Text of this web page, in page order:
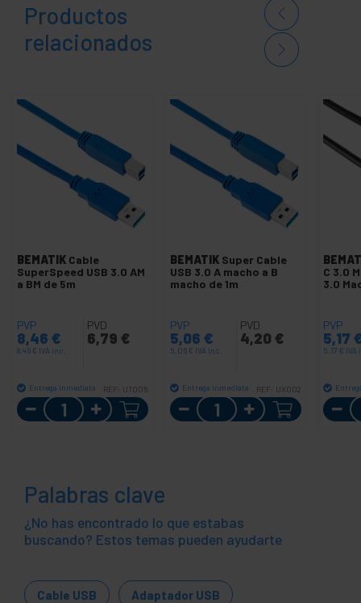
Productos
relacionados
BEMATIK Cable
SuperSpeed USB 3.0 AM
a BM de 5m
PVP
8,46 €
8,46 € IVA inc.
PVD
6,79 €
Entrega inmediata REF: UT005
Cantidad
BEMATIK Super Cable
USB 3.0 A macho a B
macho de 1m
PVP
5,06 €
5,06 € IVA inc.
PVD
4,20 €
Entrega inmediata REF: UX002
Cantidad
C 3.0
3.0
PVP
5,17
5,17 € IVA
Palabras clave
¿No has encontrado lo que estabas
buscando? Estos temas pueden ayudarte
Cable USB Adaptador USB